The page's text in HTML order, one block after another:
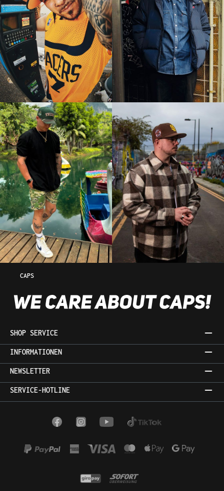
CAPS
SHOP SERVICE
INFORMATIONEN
NEWSLETTER
SERVICE-HOTLINE